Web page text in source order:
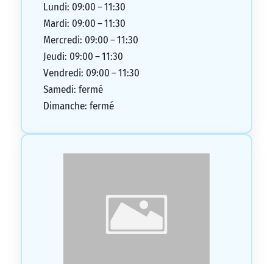
Lundi: 09:00 – 11:30
Mardi: 09:00 – 11:30
Mercredi: 09:00 – 11:30
Jeudi: 09:00 – 11:30
Vendredi: 09:00 – 11:30
Samedi: fermé
Dimanche: fermé